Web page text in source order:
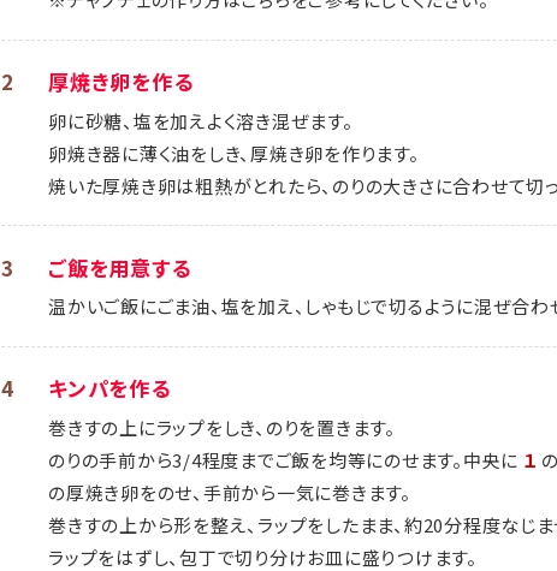
2 厚焼き卵を作る
卵に砂糖、塩を加えよく溶き混ぜます。
卵焼き器に薄く油をしき、厚焼き卵を作ります。
焼いた厚焼き卵は粗熱がとれたら、のりの大きさに合わせて切っ
3 ご飯を用意する
温かいご飯にごま油、塩を加え、しゃもじで切るように混ぜ合わ
4 キンパを作る
巻きすの上にラップをしき、のりを置きます。
のりの手前から3/4程度までご飯を均等にのせます。中央に １
の厚焼き卵をのせ、手前から一気に巻きます。
巻きすの上から形を整え、ラップをしたまま、約20分程度なじま
ラップをはずし、包丁で切り分けお皿に盛りつけます。